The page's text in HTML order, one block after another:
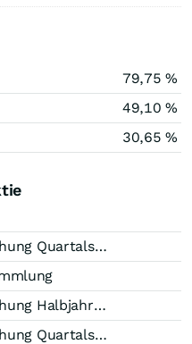
79,75 %
49,10 %
30,65 %
Veröffentlichung Quartalsmitteilung (Stichtag Q1)
Veröffentlichung Halbjahresfinanzbericht
Veröffentlichung Quartalsmitteilung (Stichtag Q3)